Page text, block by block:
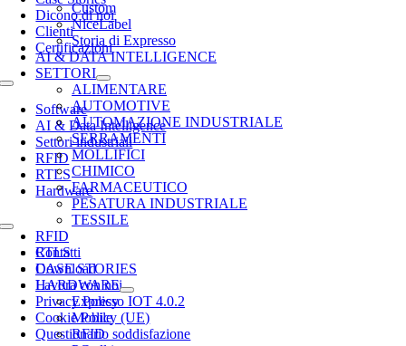
Custom
NiceLabel
Storia di Expresso
AI & DATA INTELLIGENCE
SETTORI
ALIMENTARE
AUTOMOTIVE
AUTOMAZIONE INDUSTRIALE
SERRAMENTI
MOLLIFICI
CHIMICO
FARMACEUTICO
PESATURA INDUSTRIALE
TESSILE
RFID
RTLS
CASE STORIES
HARDWARE
Expresso IOT 4.0.2
Mobile
RFID
Dicono di noi
Clienti
Certificazioni
Toggle
NavigationSoftware
AI & Data Intelligence
Settori industriali
RFID
RTLS
Hardware
Toggle
Navigation
Contatti
Download
Lavora con noi
Privacy Policy
Cookie Policy (UE)
Questionario soddisfazione